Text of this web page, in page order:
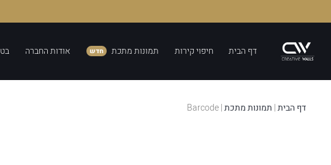
דף הבית חיפוי קירות תמונות מתכת חדש אודות החברה
דף הבית| תמונות מתכת|
Barcode